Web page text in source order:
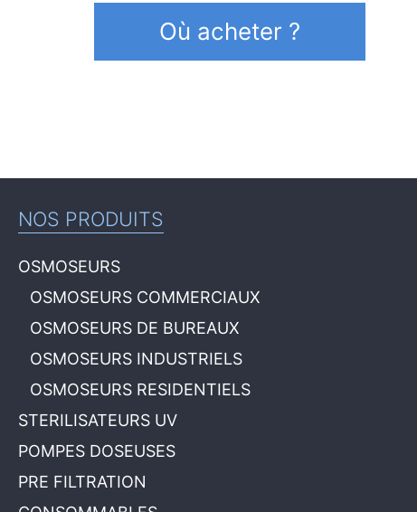
Où acheter ?
NOS PRODUITS
OSMOSEURS
OSMOSEURS COMMERCIAUX
OSMOSEURS DE BUREAUX
OSMOSEURS INDUSTRIELS
OSMOSEURS RESIDENTIELS
STERILISATEURS UV
POMPES DOSEUSES
PRE FILTRATION